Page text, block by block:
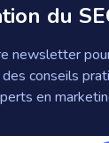
du
newsletter
conseils
en